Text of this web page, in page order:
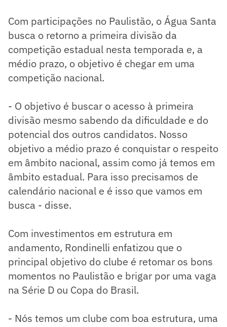
Com participações no Paulistão, o Água Santa
busca o retorno a primeira divisão da
competição estadual nesta temporada e, a
médio prazo, o objetivo é chegar em uma
competição nacional.
- O objetivo é buscar o acesso à primeira
divisão mesmo sabendo da dificuldade e do
potencial dos outros candidatos. Nosso
objetivo a médio prazo é conquistar o respeito
em âmbito nacional, assim como já temos em
âmbito estadual. Para isso precisamos de
calendário nacional e é isso que vamos em
busca - disse.
Com investimentos em estrutura em
andamento, Rondinelli enfatizou que o
principal objetivo do clube é retomar os bons
momentos no Paulistão e brigar por uma vaga
na Série D ou Copa do Brasil.
- Nós temos um clube com boa estrutura, uma